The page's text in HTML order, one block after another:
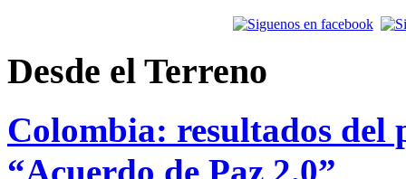
Desde el Terreno
Colombia: resultados del